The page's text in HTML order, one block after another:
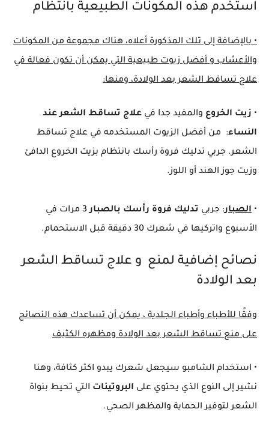
استخدم هذه المكونات الطبيعية بانتظام
• بالإضافة إلى تلك المذكورة أعلاه، هناك مجموعة من المكونات
والأعشاب و أفضل زيوت طبيعية التي يمكن أن تكون فعالة في
علاج تساقط الشعر بعد الولادة، ومنها:
• زيت الخروع والمفيد جدا في علاج تساقط الشعر عند
النساء: من أفضل الزيوت المستخدمه في علاج تساقط
الشعر. جربي تدليك فروة رأسك بانتظام بزيت الخروع الدافئ
وزيت جوز الهند أو اللوز.
• الصبار: جربي تدليك فروة رأسك بالصبار
3 مرات في
الأسبوع واتركيها في شعرك 30 دقيقة قبل الاستحمام.
نصائح إضافية لمنع و علاج تساقط الشعر
بعد الولادة
وفقًا للأطباء وأطباء الجلدية ، يمكن أن تساعدك هذه النصائح
على منع تساقط الشعر بعد الولادة ومظهره الكثيف
• استخدام الشامبو سيجعل شعرك يبدو اكثر كثافة، وهنا
نشير إلى النوع الذي يحتوي على البروتينات التي تحيط بنواة
الشعر لتوفير الحماية والمظهر الصحي.